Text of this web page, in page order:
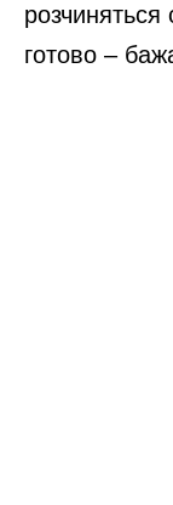
розчиняться
готово –